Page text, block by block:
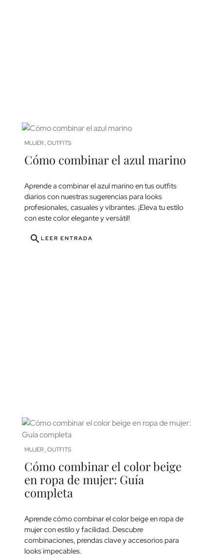
MUJER , OUTFITS
Cómo combinar el azul marino
Aprende a combinar el azul marino en tus outfits
diarios con nuestras sugerencias para looks
profesionales, casuales y vibrantes. ¡Eleva tu estilo
con este color elegante y versátil!
search LEER ENTRADA
MUJER , OUTFITS
Cómo combinar el color beige
en ropa de mujer: Guía
completa
Aprende cómo combinar el color beige en ropa de
mujer con estilo y facilidad. Descubre
combinaciones, prendas clave y accesorios para
looks impecables.